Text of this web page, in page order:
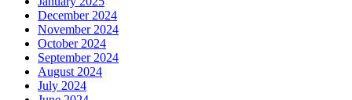
December 2024
November 2024
October 2024
September 2024
August 2024
July 2024